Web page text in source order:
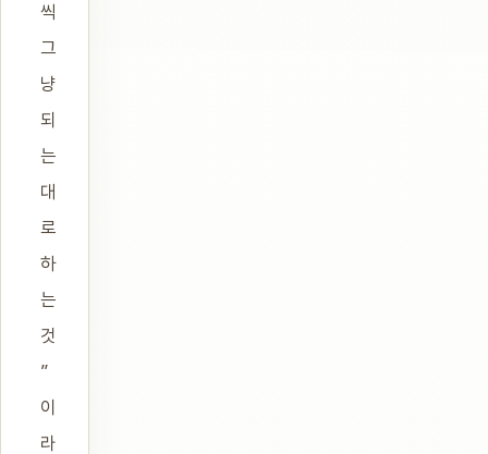
씩
그
냥
되
는
대
로
하
는
것
”
이
라